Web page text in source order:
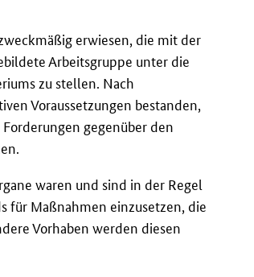
erwiesen, die mit der
Arbeitsgruppe unter die
zu stellen. Nach
Voraussetzungen bestanden,
gegenüber den
waren und sind in der Regel
für Maßnahmen einzusetzen, die
Vorhaben werden diesen